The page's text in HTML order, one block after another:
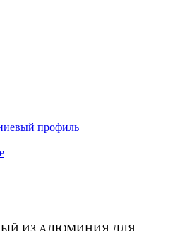
профиль
ИЗ АЛЮМИНИЯ ДЛЯ